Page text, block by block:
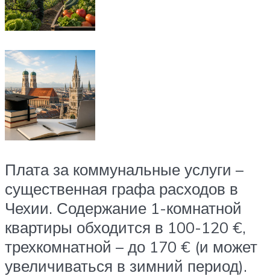
Плата за коммунальные услуги –
существенная графа расходов в
Чехии. Содержание 1-комнатной
квартиры обходится в 100-120 €,
трехкомнатной – до 170 € (и может
увеличиваться в зимний период).